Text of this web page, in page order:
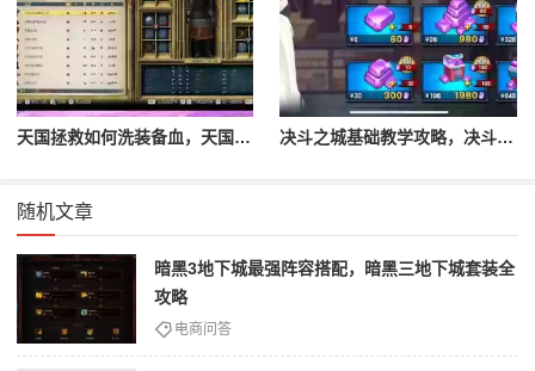
天国拯救如何洗装备血，天国拯救怎么洗衣服 决斗之城基础教学攻略，决斗之城教学攻略2111
随机文章
暗黑3地下城最强阵容搭配，暗黑三地下城套装全
攻略
电商问答